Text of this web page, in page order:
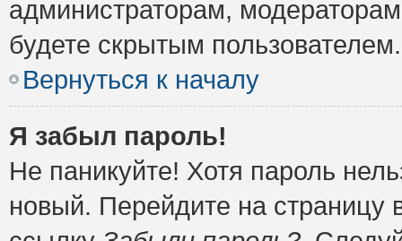
администраторам,
будете скрытым пользователем.
Вернуться к началу
Я забыл пароль!
Не паникуйте! Хотя пароль
новый. Перейдите на